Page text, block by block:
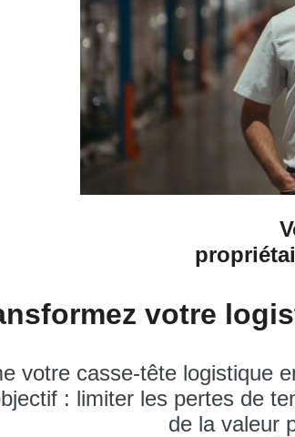
votre
votre casse-tête logistique
: limiter les pertes de
de la valeur